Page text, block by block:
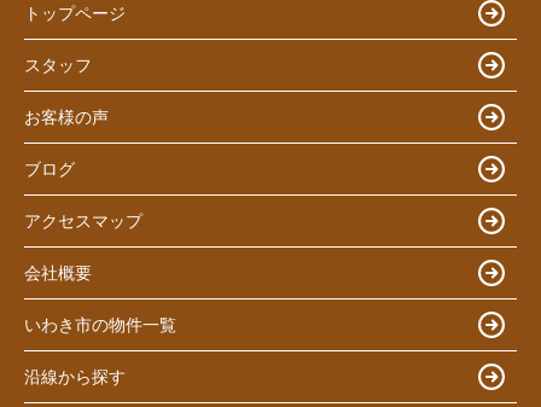
トップページ
スタッフ
お客様の声
ブログ
アクセスマップ
会社概要
いわき市の物件一覧
沿線から探す